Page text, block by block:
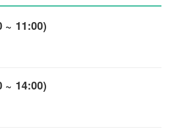
~ 11:00)
~ 14:00)